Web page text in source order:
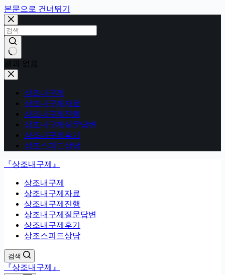
본문으로 건너뛰기
결과 없음
상조내구제
상조내구제자료
상조내구제진행
상조내구제질문답변
상조내구제후기
상조스피드상담
『상조내구제』
상조내구제
상조내구제자료
상조내구제진행
상조내구제질문답변
상조내구제후기
상조스피드상담
검색
『상조내구제』